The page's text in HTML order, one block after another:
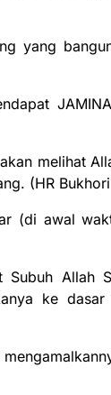
yang
melihat
(HR
(di awal
Allah
ke